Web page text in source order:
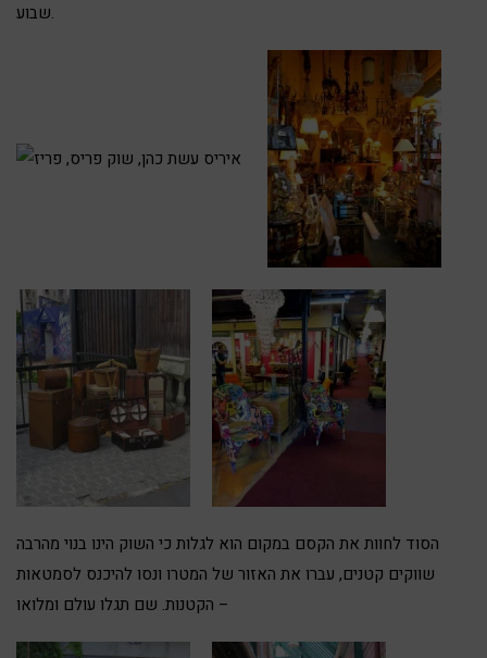
שבוע.
הסוד לחוות את הקסם במקום הוא לגלות כי השוק הינו בנוי מהרבה
שווקים קטנים, עברו את האזור של המטרו ונסו להיכנס לסמטאות
הקטנות. שם תגלו עולם ומלואו –